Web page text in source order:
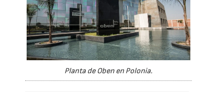
Planta de Oben en Polonia.